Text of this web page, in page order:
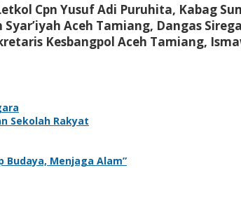
Cpn Yusuf Adi Puruhita, Kabag
Aceh Tamiang, Dangas
Kesbangpol Aceh Tamiang,
Sekolah Rakyat
Budaya, Menjaga Alam”